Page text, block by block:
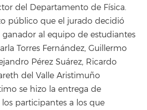
del Departamento de Física.
público que el jurado decidió
al equipo de estudiantes
Torres Fernández, Guillermo
Pérez Suárez, Ricardo
del Valle Aristimuño
se hizo la entrega de
participantes a los que